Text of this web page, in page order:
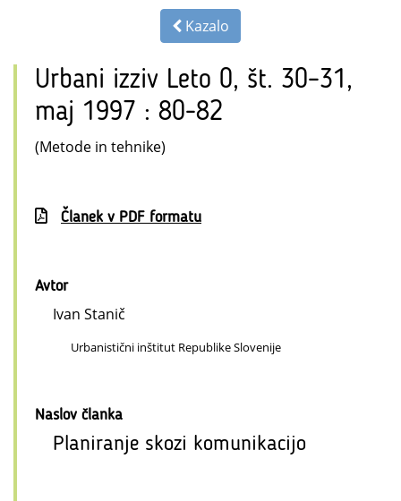
Kazalo
Urbani izziv Leto 0, št. 30–31,
maj 1997 : 80-82
(Metode in tehnike)
Članek v PDF formatu
Avtor
Ivan Stanič
Urbanistični inštitut Republike Slovenije
Naslov članka
Planiranje skozi komunikacijo